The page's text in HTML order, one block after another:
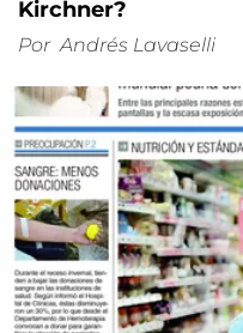
Kirchner?
Por Andrés Lavaselli